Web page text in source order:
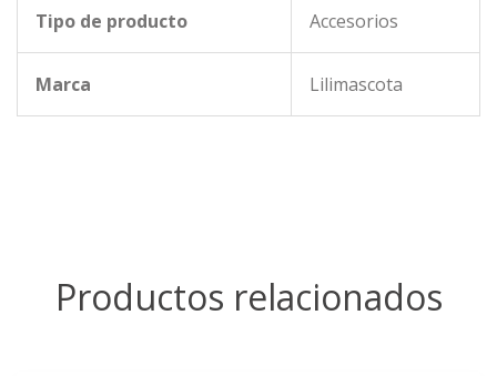
Tipo de producto Accesorios
Marca Lilimascota
Productos relacionados